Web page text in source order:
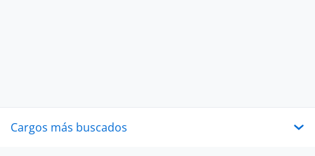
Cargos más buscados